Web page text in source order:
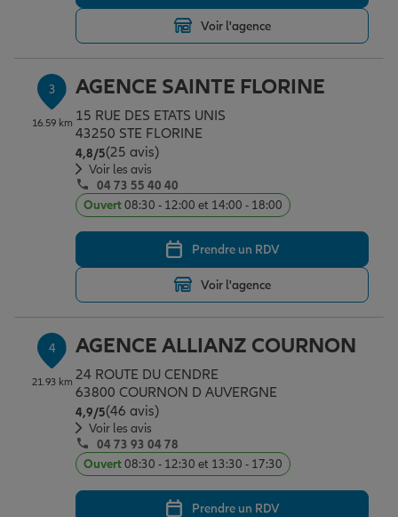
Garantie des accidents de la vie
Assurance scolaire
Protection juridique
Tous nos devis d'assurance
Voir l'agence
3
16.59 km
AGENCE SAINTE FLORINE
15 RUE DES ETATS UNIS
43250 STE FLORINE
4,8/5Note de 4.8 sur 5
(25 avis)
Voir les avis
04 73 55 40 40
Ouvert08:30 - 12:00 et 14:00 - 18:00
Prendre un RDV
Voir l'agence
4
21.93 km
AGENCE ALLIANZ COURNON
24 ROUTE DU CENDRE
63800 COURNON D AUVERGNE
4,9/5Note de 4.9 sur 5
(46 avis)
Voir les avis
04 73 93 04 78
Ouvert08:30 - 12:30 et 13:30 - 17:30
Prendre un RDV